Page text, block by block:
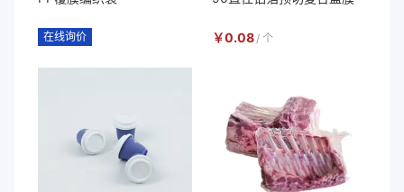
在线询价 ￥0.08 / 个